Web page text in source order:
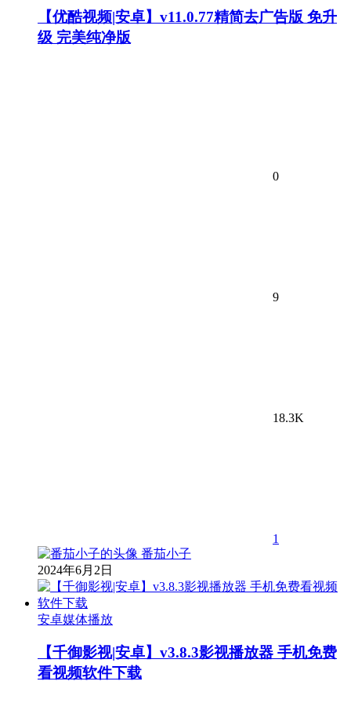
【优酷视频|安卓】v11.0.77精简去广告版 免升
级 完美纯净版
0
9
18.3K
1
番茄小子
2024年6月2日
安卓媒体播放
【千御影视|安卓】v3.8.3影视播放器 手机免费
看视频软件下载